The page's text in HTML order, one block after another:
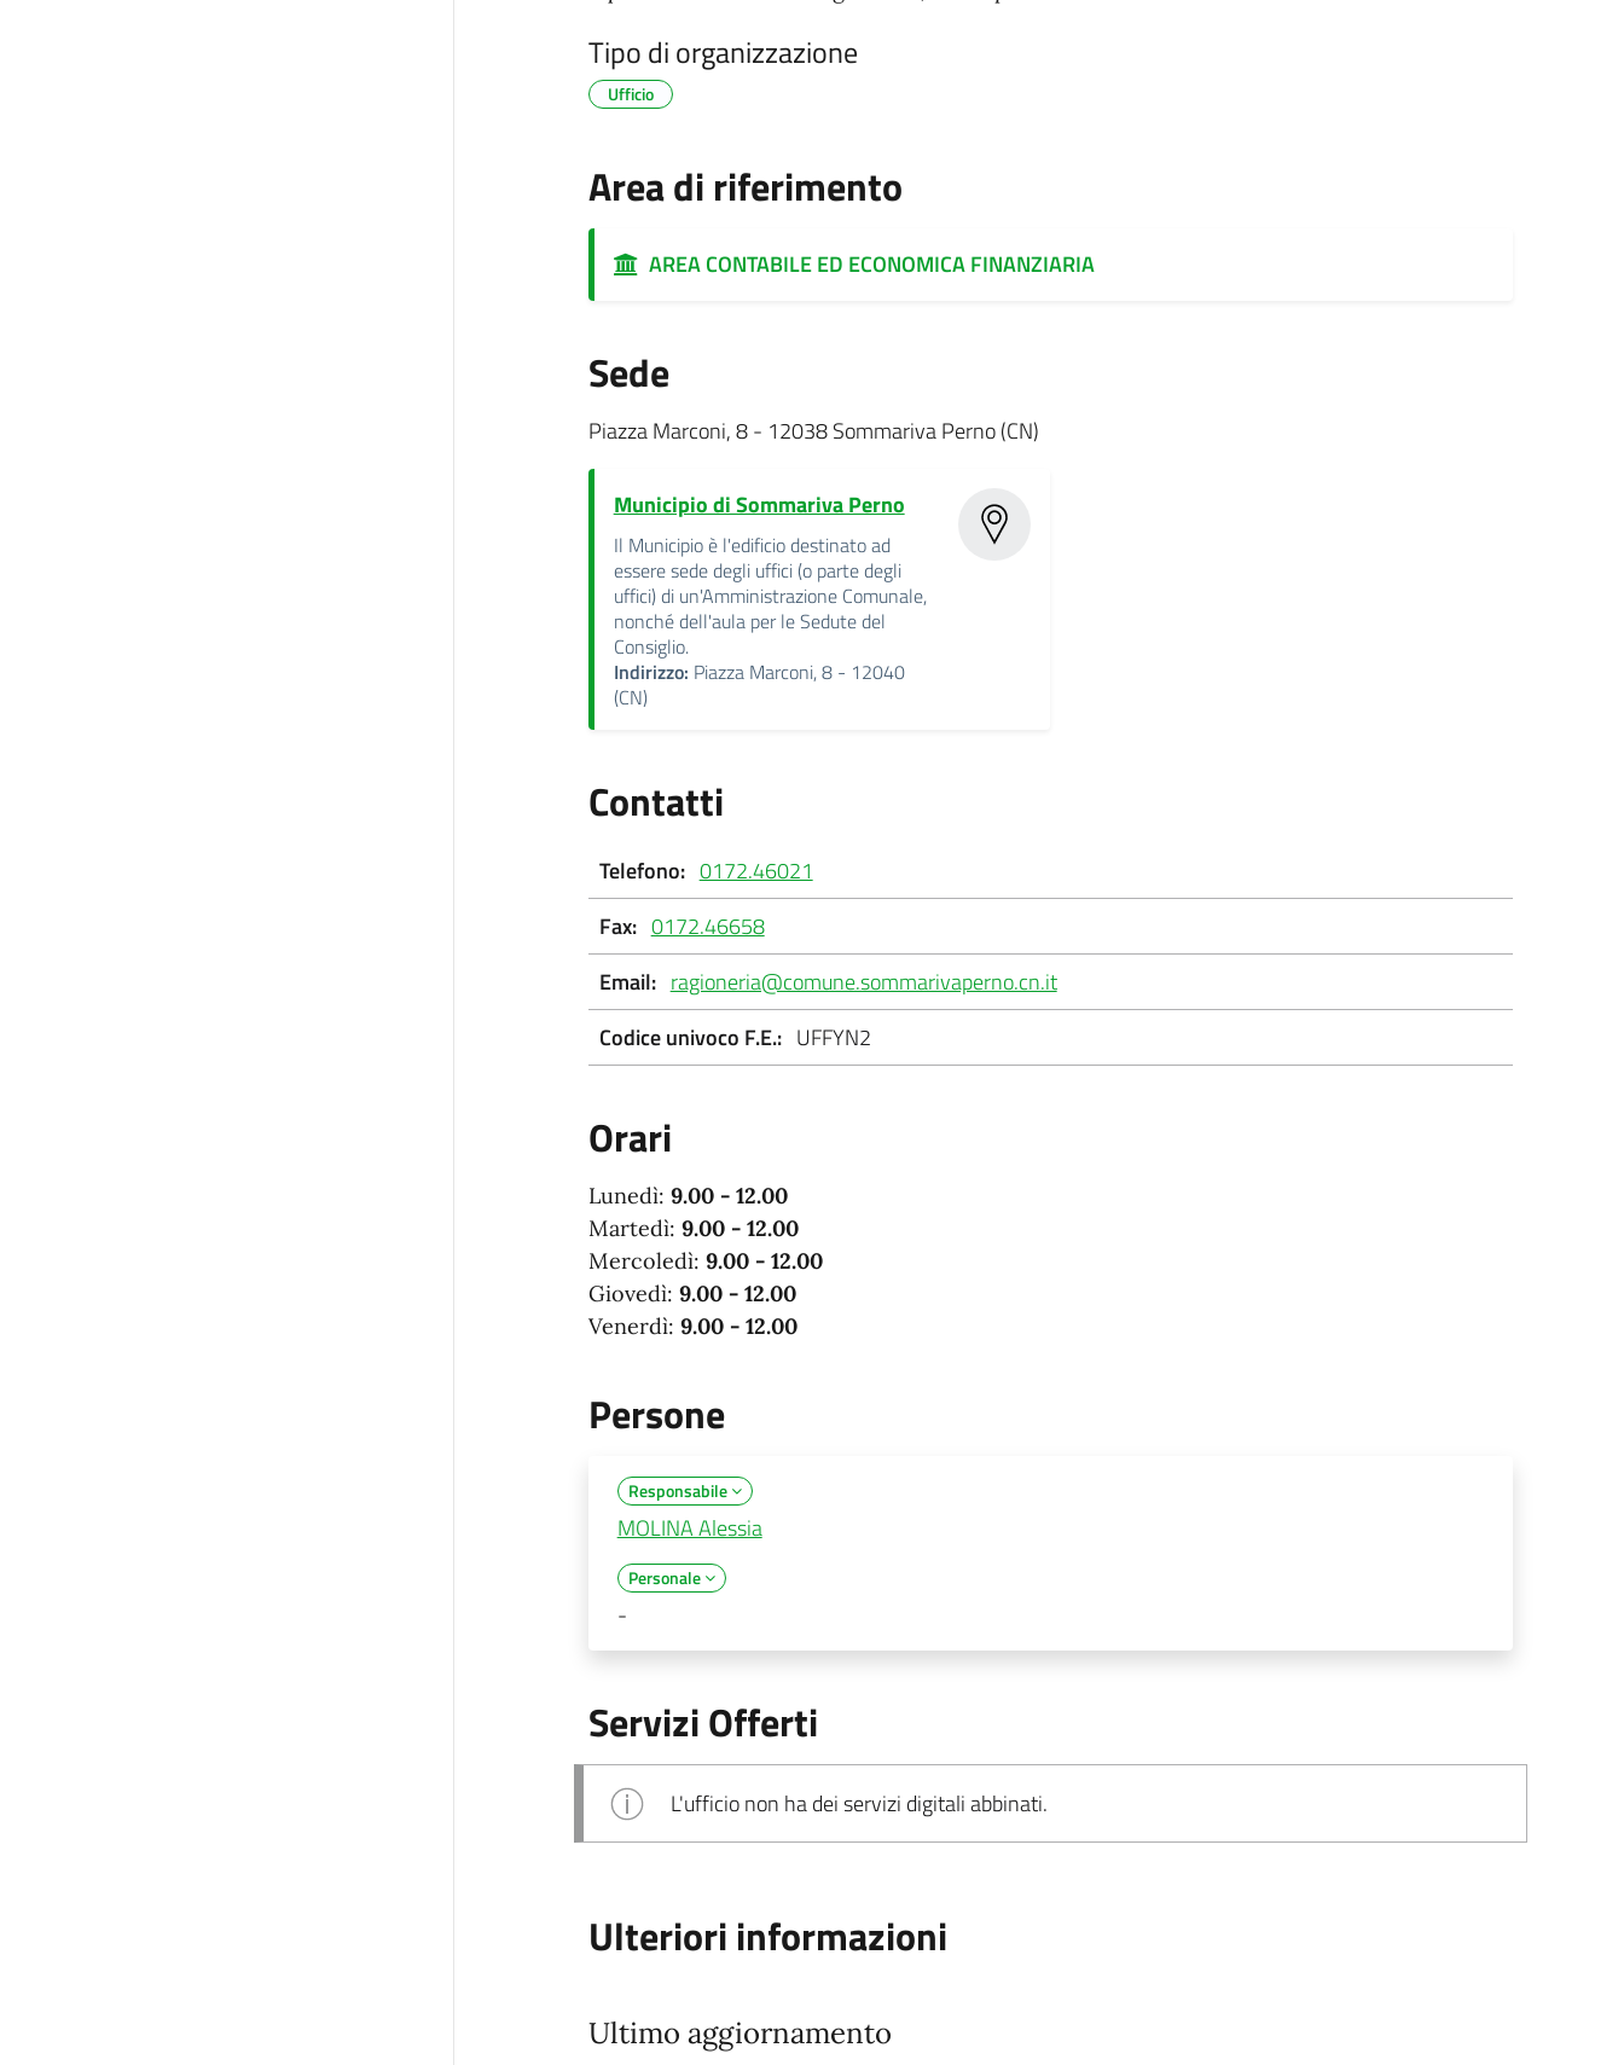
Tipo di organizzazione
Ufficio
Area di riferimento
AREA CONTABILE ED ECONOMICA FINANZIARIA
Sede
Piazza Marconi, 8 - 12038 Sommariva Perno (CN)
Municipio di Sommariva Perno
Il Municipio è l'edificio destinato ad
essere sede degli uffici (o parte degli
uffici) di un'Amministrazione Comunale,
nonché dell'aula per le Sedute del
Consiglio.
Indirizzo: Piazza Marconi, 8 - 12040
(CN)
Contatti
Telefono: 0172.46021
Fax: 0172.46658
Email: ragioneria@comune.sommarivaperno.cn.it
Codice univoco F.E.:UFFYN2
Orari
Lunedì: 9.00 - 12.00
Martedì: 9.00 - 12.00
Mercoledì: 9.00 - 12.00
Giovedì: 9.00 - 12.00
Venerdì: 9.00 - 12.00
Persone
Responsabile
MOLINA Alessia
Personale
-
Servizi Offerti
L'ufficio non ha dei servizi digitali abbinati.
Ulteriori informazioni
Ultimo aggiornamento